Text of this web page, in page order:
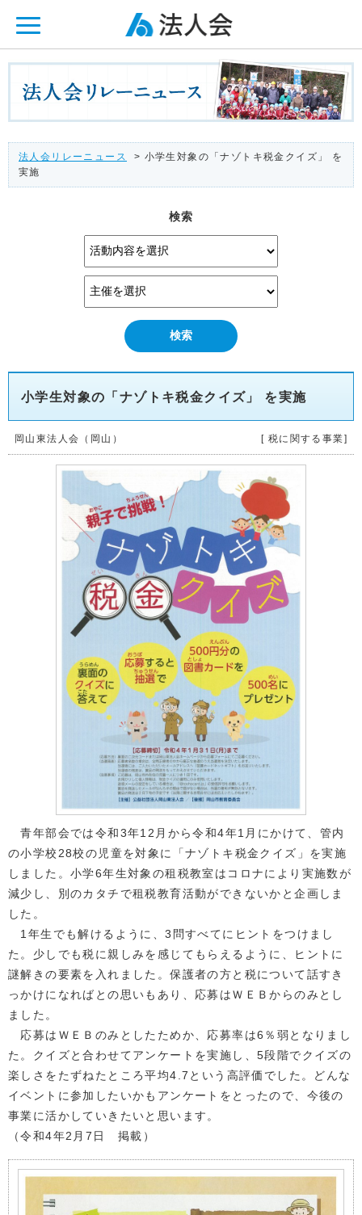
法人会リレーニュース
> 小学生対象の「ナゾトキ税金クイズ」 を
実施
検索
小学生対象の「ナゾトキ税金クイズ」 を実施
岡山東法人会（岡山） [ 税に関する事業]
青年部会では令和3年12月から令和4年1月にかけて、管内
の小学校28校の児童を対象に「ナゾトキ税金クイズ」を実施
しました。小学6年生対象の租税教室はコロナにより実施数が
減少し、別のカタチで租税教育活動ができないかと企画しま
した。
1年生でも解けるように、3問すべてにヒントをつけまし
た。少しでも税に親しみを感じてもらえるように、ヒントに
謎解きの要素を入れました。保護者の方と税について話すき
っかけになればとの思いもあり、応募はＷＥＢからのみとし
ました。
応募はＷＥＢのみとしたためか、応募率は6％弱となりまし
た。クイズと合わせてアンケートを実施し、5段階でクイズの
楽しさをたずねたところ平均4.7という高評価でした。どんな
イベントに参加したいかもアンケートをとったので、今後の
事業に活かしていきたいと思います。
（令和4年2月7日 掲載）